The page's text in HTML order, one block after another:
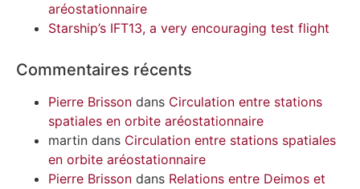
aréostationnaire
Starship’s IFT13, a very encouraging test flight
Commentaires récents
Pierre Brisson dans Circulation entre stations
spatiales en orbite aréostationnaire
martin dans Circulation entre stations spatiales
en orbite aréostationnaire
Pierre Brisson dans Relations entre Deimos et